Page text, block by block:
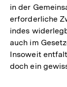
in der
erforderliche
indes
auch im
Insoweit
doch ein